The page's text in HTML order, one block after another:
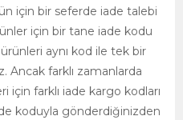
için bir seferde iade talebi
için bir tane iade kodu
aynı kod ile tek bir
Ancak farklı zamanlarda
farklı iade kargo kodları
koduyla gönderdiğinizden